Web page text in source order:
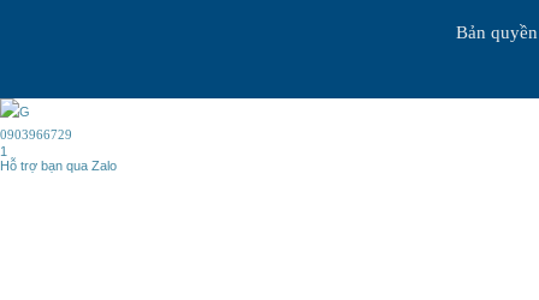
Bản
0903966729
1
Hỗ trợ bạn qua Zalo